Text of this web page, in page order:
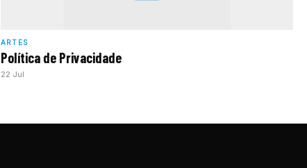
ARTES
Política de Privacidade
22 Jul